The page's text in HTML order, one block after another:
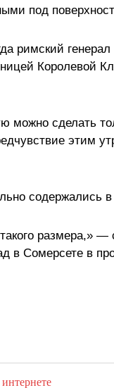
под
римский
Королевой
можно сделать
этим
содержались
размера,» —
в Сомерсете в